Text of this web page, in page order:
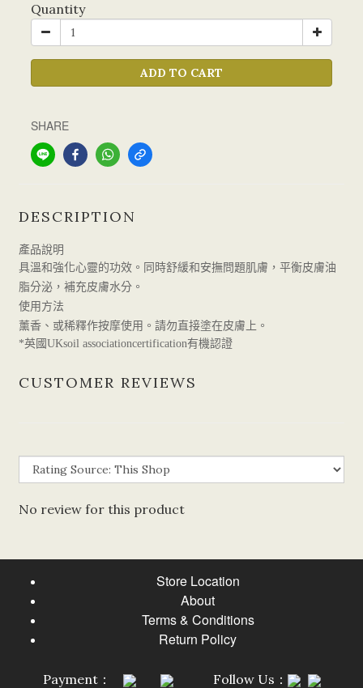
Quantity
ADD TO CART
SHARE
DESCRIPTION
產品說明
具溫和強化心靈的功效。同時舒緩和安撫問題肌膚，平衡皮膚油
脂分泌，補充皮膚水分。
使用方法
薰香、或稀釋作按摩使用。請勿直接塗在皮膚上。
*英國UKsoil associationcertification有機認證
CUSTOMER REVIEWS
No review for this product
Store Location
About
Terms & Conditions
Return Policy
Payment： Follow Us：